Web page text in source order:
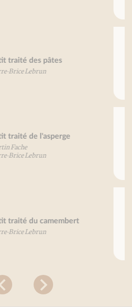
Grand traité des herbes
aromatiques
Mireille Gayet
130 recettes sans gluten
Florence Bourquard
Carottes, je vous aime...
Béatrice Vigot-Lagandré